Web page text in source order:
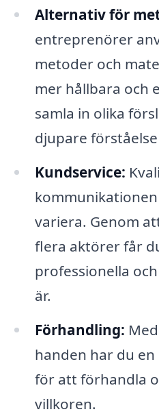
Alternativ för
entreprenörer
metoder och
mer hållbara och
samla in olika
djupare
Kundservice:
variera. Genom
flera aktörer får
professionella
är.
Förhandling:
handen har du
för att förhandla
villkoren.